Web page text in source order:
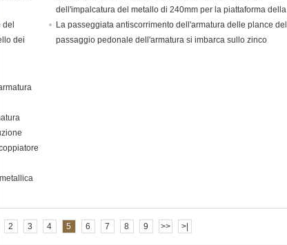
dei
dell'impalcatura del metallo di 240mm per la piattaforma della
fase
La passeggiata antiscorrimento dell'armatura delle plance del
passaggio pedonale dell'armatura si imbarca sullo zinco
2 3 4 5 6 7 8 9 >> >|